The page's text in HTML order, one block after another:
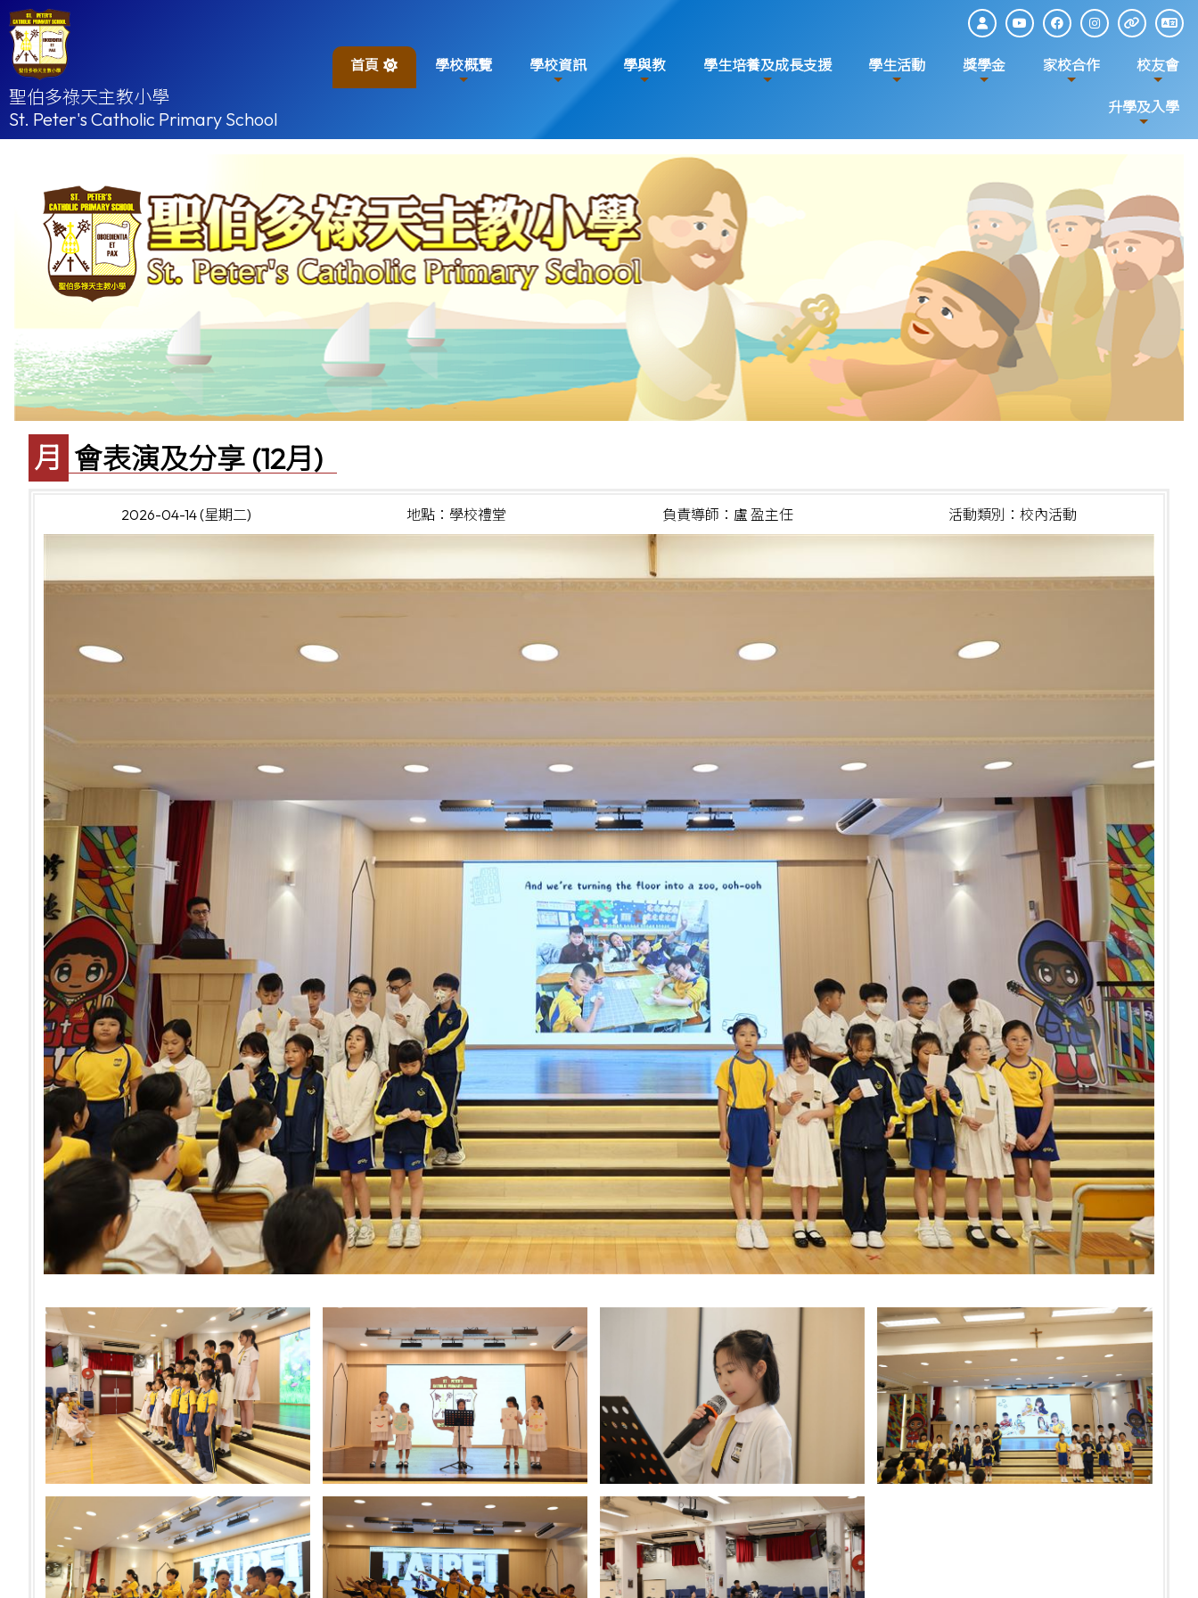
聖伯多祿天主教小學
St. Peter's Catholic Primary School
首頁 學校概覽 學校資訊 學與教 學生培養及成長支援 學生活動 獎學金 家校合作 校友會
升學及入學
月會表演及分享 (12月)
2026-04-14 (星期二) 地點：學校禮堂 負責導師：盧 盈主任 活動類別：校內活動